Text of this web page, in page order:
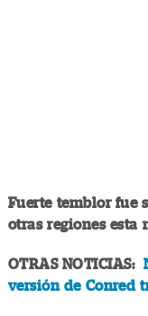
Fuerte temblor fue
otras regiones esta
OTRAS NOTICIAS:
versión de Conred